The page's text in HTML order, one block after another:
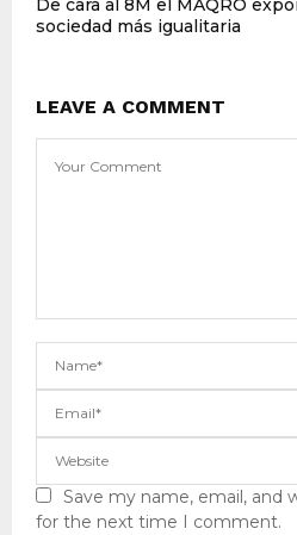
De cara al 8M el MAQRO
sociedad más igualitaria
LEAVE A COMMENT
Save my name, email, and
for the next time I comment.